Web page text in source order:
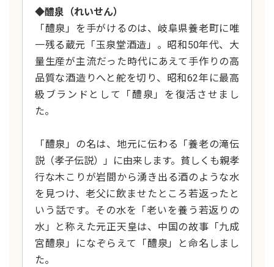
◆醴泉（れいせん）
「醴泉」を手がけるのは、岐阜県養老町に唯
一残る蔵元「玉泉堂酒造」。昭和50年代、大
量生産が主流だった時代にあえて手作りの高
品質な酒造りへと舵を切り、昭和62年に最高
級ブランドとして「醴泉」を復活させまし
た。
「醴泉」の名は、地元に伝わる「養老の滝伝
説（孝子伝説）」に由来します。貧しくも親孝
行な木こりが岩間から湧き出る酒のような水
を見つけ、老父に飲ませたところ若返ったと
いう話です。その水を「老いを養う若返りの
水」と称えた元正天皇は、中国の故事「九成
宮醴泉」になぞらえて「醴泉」と命名しまし
た。